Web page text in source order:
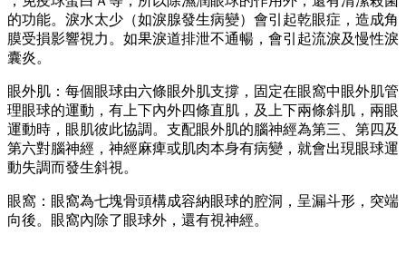
的功能。淚水太少（如淚腺發生病變）會引起乾眼症，造成角
膜受損影響視力。如果淚道排泄不通暢，會引起流淚及慢性淚
囊炎。
眼外肌：每個眼球由六條眼外肌支撐，固定在眼窩中眼外肌管
理眼球的運動，有上下內外四條直肌，及上下兩條斜肌，兩眼
運動時，眼肌彼此協調。支配眼外肌的腦神經為第三、第四及
第六對腦神經，神經麻痺或肌肉本身有病變，就會出現眼球運
動失調而發生斜視。
眼窩：眼窩為七塊骨頭構成容納眼球的腔洞，呈漏斗形，突端
向後。眼窩內除了眼球外，還有視神經。